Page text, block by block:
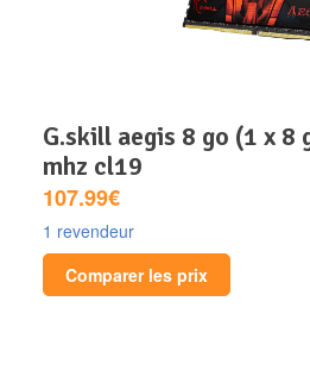
g.skill aegis 8 go (1 x 8 go) ddr4 2666
mhz cl19
107.99€
1 revendeur
Comparer les prix